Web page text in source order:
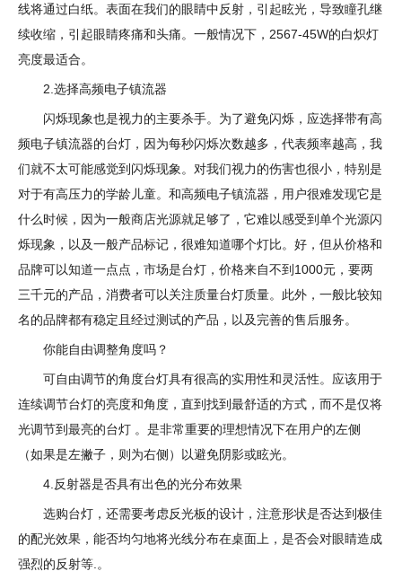
线将通过白纸。表面在我们的眼睛中反射，引起眩光，导致瞳孔继
续收缩，引起眼睛疼痛和头痛。一般情况下，2567-45W的白炽灯
亮度最适合。
2.选择高频电子镇流器
闪烁现象也是视力的主要杀手。为了避免闪烁，应选择带有高
频电子镇流器的台灯，因为每秒闪烁次数越多，代表频率越高，我
们就不太可能感觉到闪烁现象。对我们视力的伤害也很小，特别是
对于有高压力的学龄儿童。和高频电子镇流器，用户很难发现它是
什么时候，因为一般商店光源就足够了，它难以感受到单个光源闪
烁现象，以及一般产品标记，很难知道哪个灯比。好，但从价格和
品牌可以知道一点点，市场是台灯，价格来自不到1000元，要两
三千元的产品，消费者可以关注质量台灯质量。此外，一般比较知
名的品牌都有稳定且经过测试的产品，以及完善的售后服务。
你能自由调整角度吗？
可自由调节的角度台灯具有很高的实用性和灵活性。应该用于
连续调节台灯的亮度和角度，直到找到最舒适的方式，而不是仅将
光调节到最亮的台灯 。是非常重要的理想情况下在用户的左侧
（如果是左撇子，则为右侧）以避免阴影或眩光。
4.反射器是否具有出色的光分布效果
选购台灯，还需要考虑反光板的设计，注意形状是否达到极佳
的配光效果，能否均匀地将光线分布在桌面上，是否会对眼睛造成
强烈的反射等.。